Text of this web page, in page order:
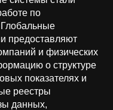
по
предоставляют
и физических
о структуре
показателях и
реестры
данных,